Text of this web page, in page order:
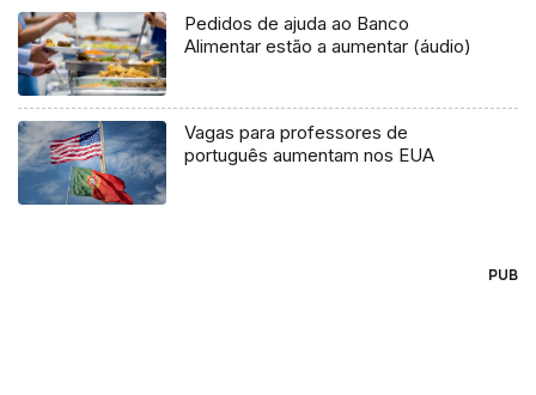
Pedidos de ajuda ao Banco
Alimentar estão a aumentar (áudio)
Vagas para professores de
português aumentam nos EUA
PUB